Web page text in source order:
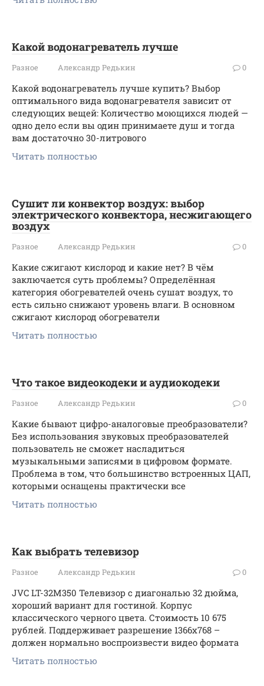
Какой водонагреватель лучше
Разное Александр Редькин 0
Какой водонагреватель лучше купить? Выбор
оптимального вида водонагревателя зависит от
следующих вещей: Количество моющихся людей —
одно дело если вы один принимаете душ и тогда
вам достаточно 30-литрового
Читать полностью
Сушит ли конвектор воздух: выбор
электрического конвектора, несжигающего
воздух
Разное Александр Редькин 0
Какие сжигают кислород и какие нет? В чём
заключается суть проблемы? Определённая
категория обогревателей очень сушат воздух, то
есть сильно снижают уровень влаги. В основном
сжигают кислород обогреватели
Читать полностью
Что такое видеокодеки и аудиокодеки
Разное Александр Редькин 0
Какие бывают цифро-аналоговые преобразователи?
Без использования звуковых преобразователей
пользователь не сможет насладиться
музыкальными записями в цифровом формате.
Проблема в том, что большинство встроенных ЦАП,
которыми оснащены практически все
Читать полностью
Как выбрать телевизор
Разное Александр Редькин 0
JVC LT-32M350 Телевизор с диагональю 32 дюйма,
хороший вариант для гостиной. Корпус
классического черного цвета. Стоимость 10 675
рублей. Поддерживает разрешение 1366х768 –
должен нормально воспроизвести видео формата
Читать полностью